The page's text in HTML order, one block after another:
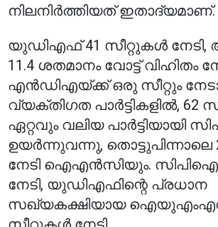
നിലനിർത്തിയത് ഇതാദ്യമാണ്.
യുഡിഎഫ് 41 സീറ്റുകൾ
11.4 ശതമാനം വോട്ട് വിഹിതം
എൻഡിഎയ്ക്ക് ഒരു സീറ്റും
വ്യക്തിഗത പാർട്ടികളിൽ, 62
ഏറ്റവും വലിയ പാർട്ടിയായി
ഉയർന്നുവന്നു, തൊട്ടുപിന്നാലെ
നേടി ഐഎൻസിയും. സിപിഐ
നേടി, യുഡിഎഫിന്റെ പ്രധാന
സഖ്യകക്ഷിയായ